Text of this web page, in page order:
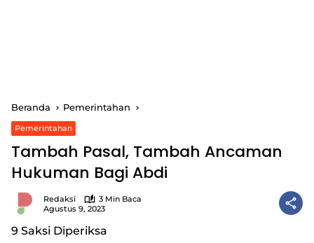
Beranda Pemerintahan
Pemerintahan
Tambah Pasal, Tambah Ancaman
Hukuman Bagi Abdi
Redaksi
3 Min Baca
Agustus 9, 2023
9 Saksi Diperiksa